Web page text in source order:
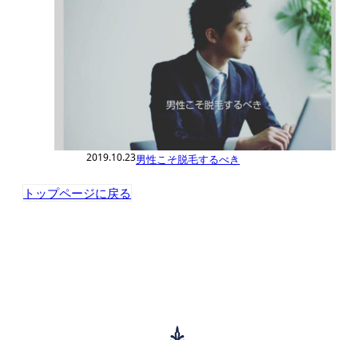
2019.10.23男性こそ脱毛するべき
トップページに戻る